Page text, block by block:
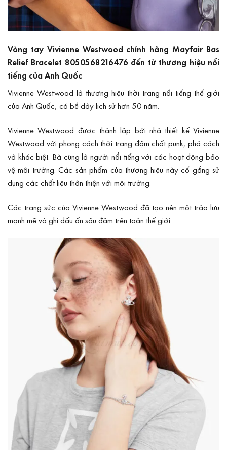
Vòng tay Vivienne Westwood chính hãng Mayfair Bas
Relief Bracelet 8050568216476 đến từ thương hiệu nổi
tiếng của Anh Quốc
Vivienne Westwood là thương hiệu thời trang nổi tiếng thế giới
của Anh Quốc, có bề dày lịch sử hơn 50 năm.
Vivienne Westwood được thành lập bởi nhà thiết kế Vivienne
Westwood với phong cách thời trang đậm chất punk, phá cách
và khác biệt. Bà cũng là người nổi tiếng với các hoạt động bảo
vệ môi trường. Các sản phẩm của thương hiệu này cố gắng sử
dụng các chất liệu thân thiện với môi trường.
Các trang sức của Vivienne Westwood đã tạo nên một trào lưu
mạnh mẽ và ghi dấu ấn sâu đậm trên toàn thế giới.